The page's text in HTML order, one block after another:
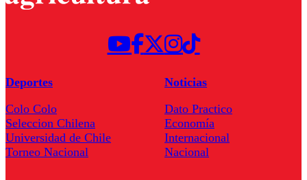
Deportes
Colo Colo
Seleccion Chilena
Universidad de Chile
Torneo Nacional
Noticias
Dato Practico
Economía
Internacional
Nacional